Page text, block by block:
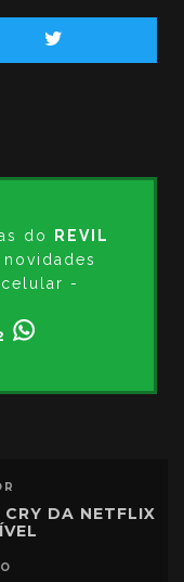
do REVIL
-
DA NETFLIX